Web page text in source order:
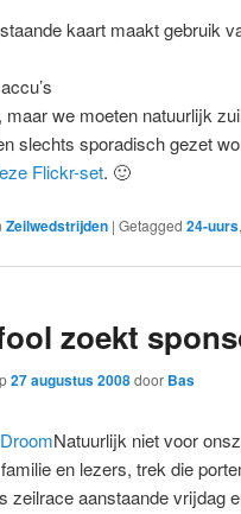
kaart maakt gebruik
maar we moeten natuurlijk
slechts sporadisch gezet
Flickr-set. 🙂
Zeilwedstrijden | Getagged 24-uurs,
zoekt
27 augustus 2008door Bas
Natuurlijk niet voor
en lezers, trek die
zeilrace aanstaande vrijdag